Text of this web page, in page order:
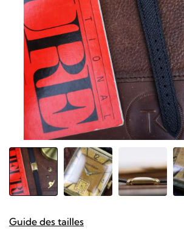
Guide des tailles